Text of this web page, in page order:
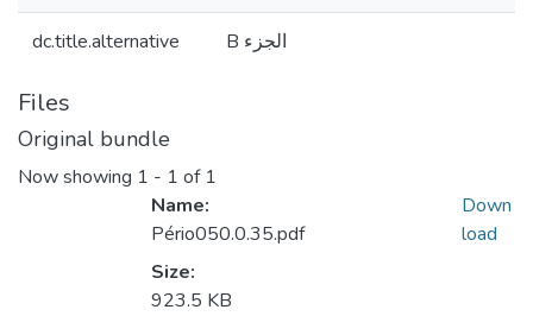
dc.title.alternative B الجزء
Files
Original bundle
Now showing 1 - 1 of 1
Name:
Pério050.0.35.pdf
Size:
923.5 KB
Down
load